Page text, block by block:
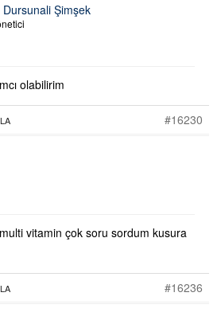
Dursunali Şimşek
olabilirim
#16230
vitamin çok soru sordum kusura
#16236